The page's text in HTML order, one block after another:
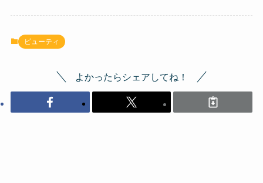
ビューティ
よかったらシェアしてね！